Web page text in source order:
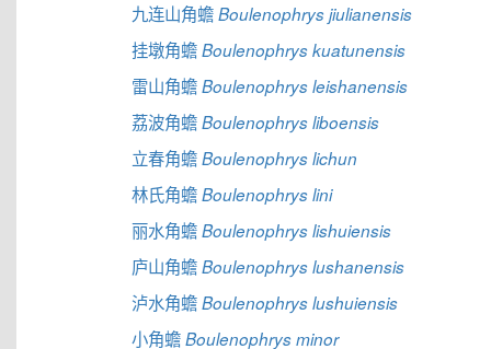
九连山角蟾Boulenophrys jiulianensis
挂墩角蟾Boulenophrys kuatunensis
雷山角蟾Boulenophrys leishanensis
荔波角蟾Boulenophrys liboensis
立春角蟾Boulenophrys lichun
林氏角蟾Boulenophrys lini
丽水角蟾Boulenophrys lishuiensis
庐山角蟾Boulenophrys lushanensis
泸水角蟾Boulenophrys lushuiensis
小角蟾Boulenophrys minor